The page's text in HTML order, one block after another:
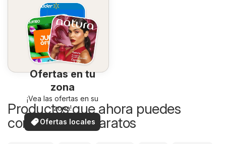
Ofertas en tu
zona
¡Vea las ofertas en su
zona!
Ofertas locales
Productos que ahora puedes
comprar más baratos